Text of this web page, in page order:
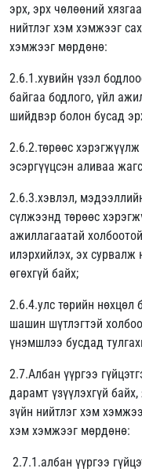
эрх, эрх чөлөөний
нийтлэг хэм хэмжээг
хэмжээг мөрдөнө:
2.6.1.хувийн үзэл
байгаа бодлого, үйл
шийдвэр болон бусад
2.6.2.төрөөс
эсэргүүцсэн аливаа
2.6.3.хэвлэл,
сүлжээнд төрөөс
ажиллагаатай
илэрхийлэх, эх
өгөхгүй байх;
2.6.4.улс төрийн нөхцөл
шашин шүтлэгтэй
үнэмшлээ бусдад
2.7.Албан үүргээ
дарамт үзүүлэхгүй
зүйн нийтлэг хэм
хэм хэмжээг мөрдөнө:
2.7.1.албан үүргээ